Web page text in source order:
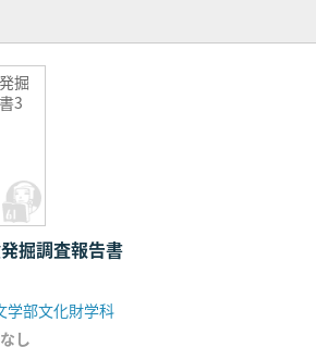
掘
3
掘調査報告書
学部文化財学科
し